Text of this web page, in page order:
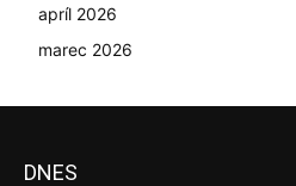
apríl 2026
marec 2026
DNES